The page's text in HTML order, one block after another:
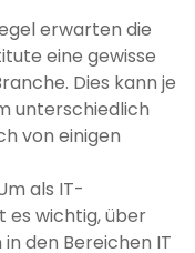
erwarten die
eine gewisse
Dies kann je
unterschiedlich
von einigen
als IT-
es wichtig, über
den Bereichen IT